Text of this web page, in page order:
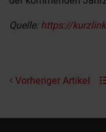
Quelle:https://
Vorheriger Artikel